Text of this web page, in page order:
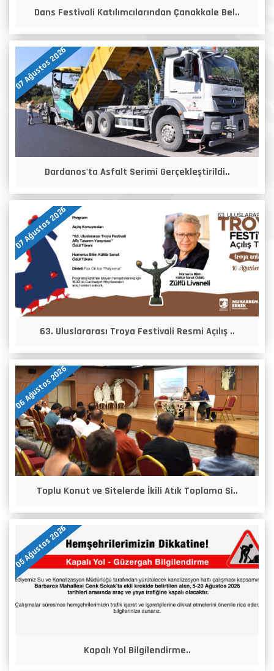
Dans Festivali Katılımcılarından Çanakkale Bel..
07 Ağustos 2026
Dardanos'ta Asfalt Serimi Gerçekleştirildi..
07 Ağustos 2026
63. Uluslararası Troya Festivali Resmi Açılış ..
06 Ağustos 2026
Toplu Konut ve Sitelerde İkili Atık Toplama Si..
05 Ağustos 2026
Kapalı Yol Bilgilendirme..